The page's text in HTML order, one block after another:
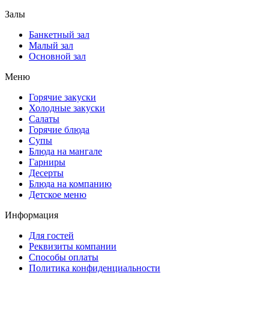
Залы
Банкетный зал
Малый зал
Основной зал
Меню
Горячие закуски
Холодные закуски
Салаты
Горячие блюда
Супы
Блюда на мангале
Гарниры
Десерты
Блюда на компанию
Детское меню
Информация
Для гостей
Реквизиты компании
Способы оплаты
Политика конфиденциальности